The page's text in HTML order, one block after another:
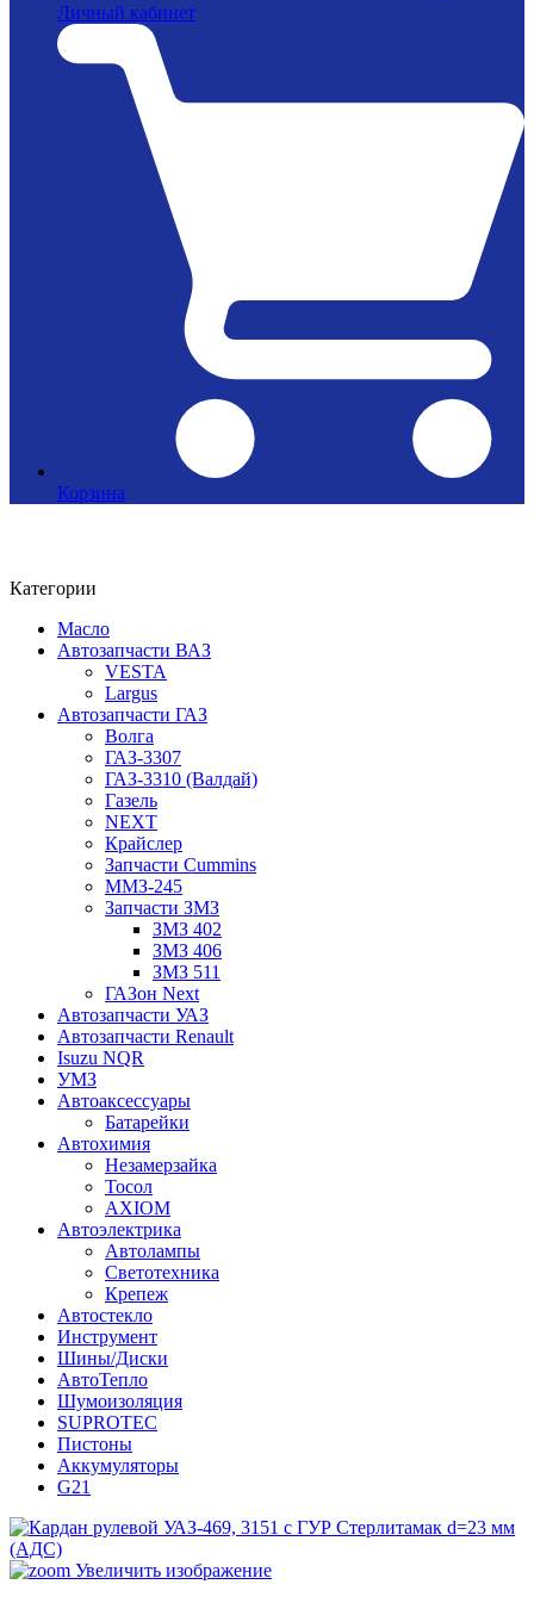
Личный кабинет
Корзина
Категории
Масло
Автозапчасти ВАЗ
VESTA
Largus
Автозапчасти ГАЗ
Волга
ГАЗ-3307
ГАЗ-3310 (Валдай)
Газель
NEXT
Крайслер
Запчасти Cummins
ММЗ-245
Запчасти ЗМЗ
ЗМЗ 402
ЗМЗ 406
ЗМЗ 511
ГАЗон Next
Автозапчасти УАЗ
Автозапчасти Renault
Isuzu NQR
УМЗ
Автоаксессуары
Батарейки
Автохимия
Незамерзайка
Тосол
AXIOM
Автоэлектрика
Автолампы
Светотехника
Крепеж
Автостекло
Инструмент
Шины/Диски
АвтоТепло
Шумоизоляция
SUPROTEC
Пистоны
Аккумуляторы
G21
Увеличить изображение